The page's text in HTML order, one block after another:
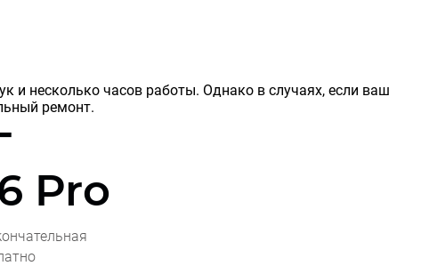
и несколько часов работы. Однако в случаях, если ваш
ремонт.
Pro